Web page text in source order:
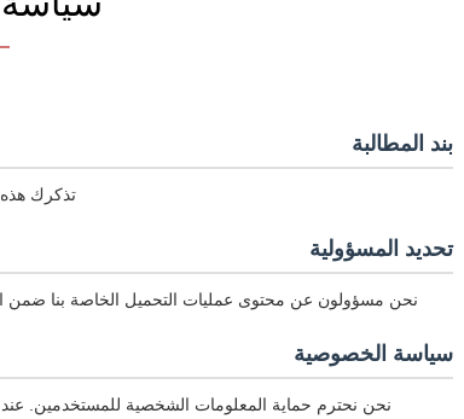
بند المطالبة
تذكرك هذه
تحديد المسؤولية
نحن مسؤولون عن محتوى عمليات التحميل الخاصة بنا ضمن
سياسة الخصوصية
نحن نحترم حماية المعلومات الشخصية للمستخدمين.